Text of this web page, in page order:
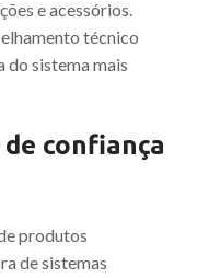
e acessórios.
técnico
do sistema mais
de confiança
produtos
de sistemas